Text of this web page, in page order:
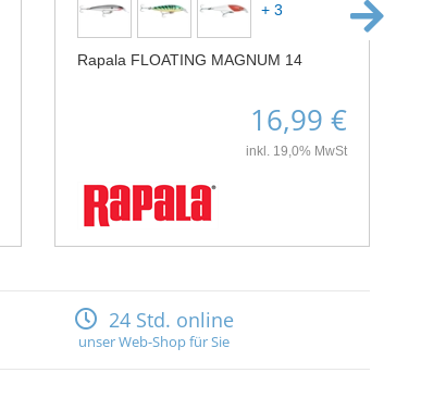
+ 3
Rapala FLOATING MAGNUM 14
16,99 €
inkl. 19,0% MwSt
24 Std. online
unser Web-Shop für Sie